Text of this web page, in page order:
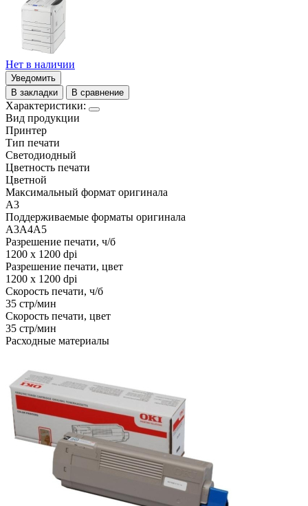
Нет в наличии
Уведомить
В закладки
В сравнение
Характеристики:
Вид продукции
Принтер
Тип печати
Светодиодный
Цветность печати
Цветной
Максимальный формат оригинала
A3
Поддерживаемые форматы оригинала
A3A4A5
Разрешение печати, ч/б
1200 x 1200 dpi
Разрешение печати, цвет
1200 x 1200 dpi
Скорость печати, ч/б
35 стр/мин
Скорость печати, цвет
35 стр/мин
Расходные материалы